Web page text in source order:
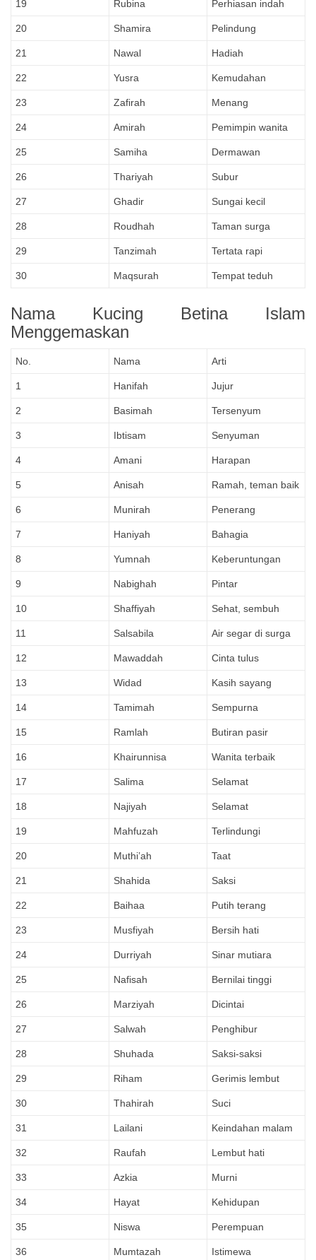
19 Rubina Perhiasan indah
20 Shamira Pelindung
21 Nawal Hadiah
22 Yusra Kemudahan
23 Zafirah Menang
24 Amirah Pemimpin wanita
25 Samiha Dermawan
26 Thariyah Subur
27 Ghadir Sungai kecil
28 Roudhah Taman surga
29 Tanzimah Tertata rapi
30 Maqsurah Tempat teduh
Nama Kucing Betina Islam
Menggemaskan
No. Nama Arti
1 Hanifah Jujur
2 Basimah Tersenyum
3 Ibtisam Senyuman
4 Amani Harapan
5 Anisah Ramah, teman baik
6 Munirah Penerang
7 Haniyah Bahagia
8 Yumnah Keberuntungan
9 Nabighah Pintar
10 Shaffiyah Sehat, sembuh
11 Salsabila Air segar di surga
12 Mawaddah Cinta tulus
13 Widad Kasih sayang
14 Tamimah Sempurna
15 Ramlah Butiran pasir
16 Khairunnisa Wanita terbaik
17 Salima Selamat
18 Najiyah Selamat
19 Mahfuzah Terlindungi
20 Muthi’ah Taat
21 Shahida Saksi
22 Baihaa Putih terang
23 Musfiyah Bersih hati
24 Durriyah Sinar mutiara
25 Nafisah Bernilai tinggi
26 Marziyah Dicintai
27 Salwah Penghibur
28 Shuhada Saksi-saksi
29 Riham Gerimis lembut
30 Thahirah Suci
31 Lailani Keindahan malam
32 Raufah Lembut hati
33 Azkia Murni
34 Hayat Kehidupan
35 Niswa Perempuan
36 Mumtazah Istimewa